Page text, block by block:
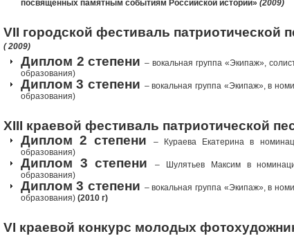
посвященных памятным событиям Российской истории» (2009)
VII городской фестиваль патриотической
( 2009)
Диплом 2 степени – вокальная группа «Экипаж»,
образования)
Диплом 3 степени – вокальная группа «Экипаж», в
образования)
XIII краевой фестиваль патриотической
Диплом 2 степени
– Кураева Екатерина в
образования)
Диплом 3 степени
– Шулятьев Максим в
образования)
Диплом 3 степени – вокальная группа «Экипаж», в
образования) (2010 г)
VI краевой конкурс молодых